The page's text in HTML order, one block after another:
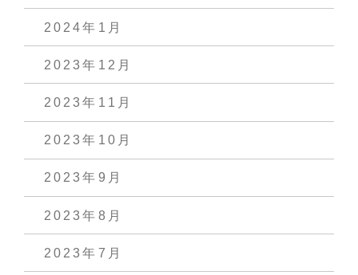
2024年1月
2023年12月
2023年11月
2023年10月
2023年9月
2023年8月
2023年7月